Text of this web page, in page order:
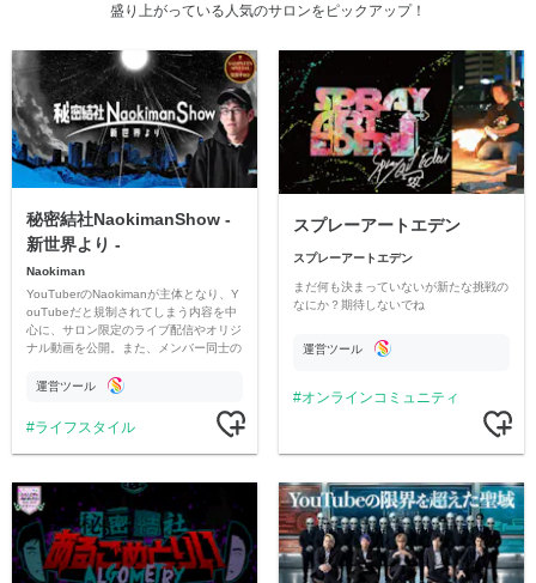
盛り上がっている人気のサロンをピックアップ！
秘密結社NaokimanShow -
新世界より -
Naokiman
YouTuberのNaokimanが主体となり、Y
ouTubeだと規制されてしまう内容を中
心に、サロン限定のライブ配信やオリジ
ナル動画を公開。また、メンバー同士の
ただいています。
運営ツール
ライフスタイル
スプレーアートエデン
スプレーアートエデン
まだ何も決まっていないが新たな挑戦の
なにか？期待しないでね
運営ツール
オンラインコミュニティ